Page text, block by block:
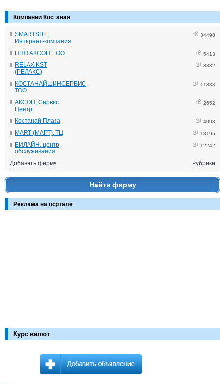
Компании Костаная
SMARTSITE,
Интернет-компания
34498
НПО АКСОН, ТОО 5413
RELAX KST
(РЕЛАКС)
8332
КОСТАНАЙШИНСЕРВИС,
ТОО
11833
АКСОН, Сервис
Центр
2652
Костанай Плаза 4093
MART (МАРТ), ТЦ 13195
БИЛАЙН, центр
обслуживания
12242
Добавить фирму Рубрики
Найти фирму
Реклама на портале
Курс валют